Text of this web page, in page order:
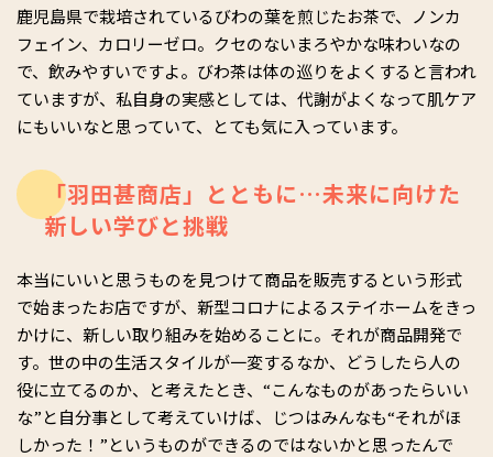
鹿児島県で栽培されているびわの葉を煎じたお茶で、ノンカ
フェイン、カロリーゼロ。クセのないまろやかな味わいなの
で、飲みやすいですよ。びわ茶は体の巡りをよくすると言われ
ていますが、私自身の実感としては、代謝がよくなって肌ケア
にもいいなと思っていて、とても気に入っています。
「羽田甚商店」とともに…未来に向けた
新しい学びと挑戦
本当にいいと思うものを見つけて商品を販売するという形式
で始まったお店ですが、新型コロナによるステイホームをきっ
かけに、新しい取り組みを始めることに。それが商品開発で
す。世の中の生活スタイルが一変するなか、どうしたら人の
役に立てるのか、と考えたとき、“こんなものがあったらいい
な”と自分事として考えていけば、じつはみんなも“それがほ
しかった！”というものができるのではないかと思ったんで